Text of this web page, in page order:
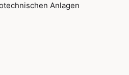
Anlagen